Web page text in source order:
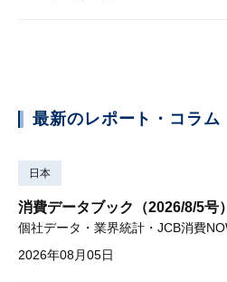
最新のレポート・コラム
日本
消費データブック（2026/8/5号）
2026年08月05日